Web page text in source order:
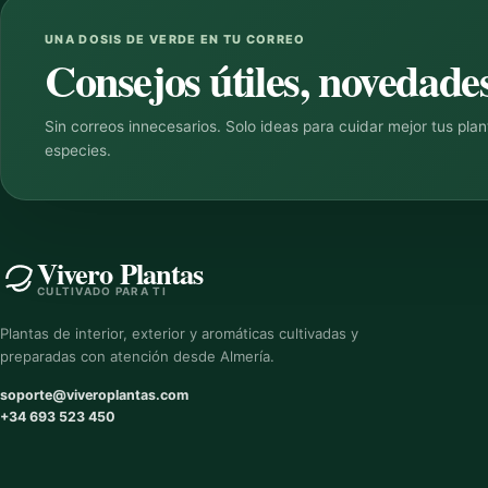
UNA DOSIS DE VERDE EN TU CORREO
Consejos útiles,
Sin correos innecesarios. Solo ideas para cuidar mejor tus
especies.
Vivero Plantas
CULTIVADO PARA TI
Plantas de interior, exterior y aromáticas cultivadas y
preparadas con atención desde Almería.
soporte@viveroplantas.com
+34 693 523 450